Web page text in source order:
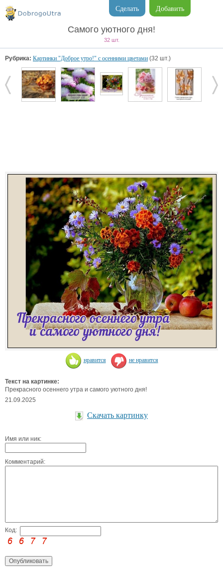
Добавить
Сделать
Самого уютного дня!
32 шт.
Рубрика: Картинки "Доброе утро!" с осенними цветами (32 шт.)
нравится не нравится
Текст на картинке:
Прекрасного осеннего утра и самого уютного дня!
21.09.2025
Скачать картинку
Имя или ник:
Комментарий:
Код: